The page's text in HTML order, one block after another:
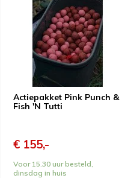
Actiepakket Pink Punch &
Fish 'N Tutti
€ 155,-
Voor 15.30 uur besteld,
dinsdag in huis